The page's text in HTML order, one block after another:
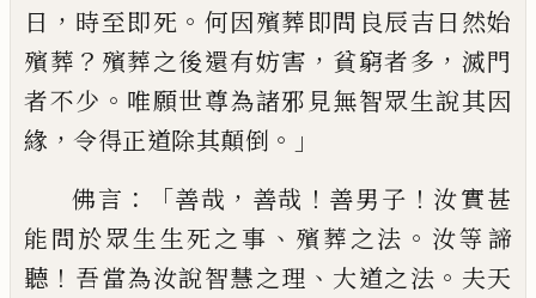
日 ， 時至即死 。 何因殯葬即問良辰吉日然始
殯葬 ？ 殯葬之後還有妨害 ， 貧窮者多 ， 滅門
者不少 。 唯願世尊為諸邪見無智眾生說其因
緣 ， 令得正道除其顛倒 。」
佛言 ：「善哉 ， 善哉 ！ 善男子 ！ 汝實甚
能問於眾生生死之事 、 殯葬之法 。 汝等諦
聽 ！ 吾當為汝說智慧之理 、 大道之法 。 夫天